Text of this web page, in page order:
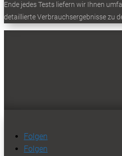
BELIEBTE NEWS
Ende jedes Tests liefern wir Ihnen
detaillierte Verbrauchsergebnisse zu
Folgen
Folgen